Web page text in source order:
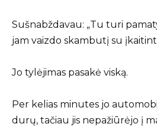
Sušnabždavau: „Tu turi
jam vaizdo skambutį su
Jo tylėjimas pasakė viską.
Per kelias minutes jo
durų, tačiau jis nepažiūrėjo į